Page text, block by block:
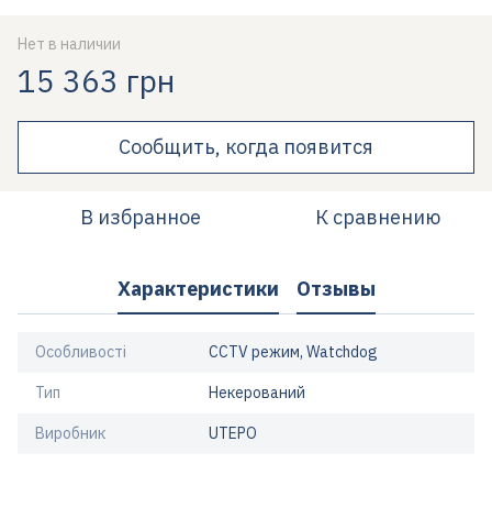
Нет в наличии
15 363 грн
Сообщить, когда появится
В избранное К сравнению
Характеристики Отзывы
Особливості CCTV режим, Watchdog
Тип Некерований
Виробник UTEPO